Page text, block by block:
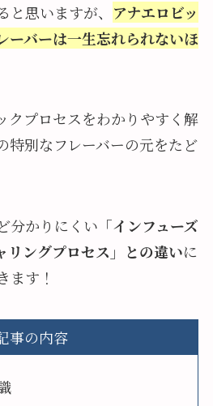
思いますが、 アナエロビッ
ーバーは一生忘れられないほ
クプロセスをわかりやすく解
特別なフレーバーの元をたど
分かりにくい 「インフューズ
リングプロセス」との違いに
ます！
事の内容